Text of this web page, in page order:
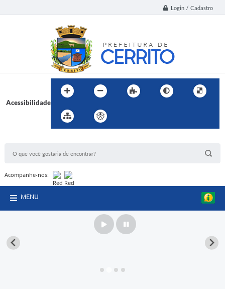
Login / Cadastro
Acessibilidade
Acompanhe-nos:
MENU